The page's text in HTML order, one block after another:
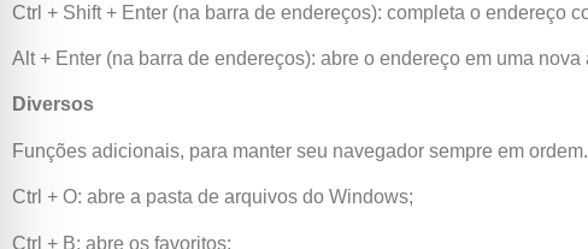
Ctrl + Shift + Enter (na barra de endereços): completa o endereço
Alt + Enter (na barra de endereços): abre o endereço em uma nova
Diversos
Funções adicionais, para manter seu navegador sempre em ordem.
Ctrl + O: abre a pasta de arquivos do Windows;
Ctrl + B: abre os favoritos;